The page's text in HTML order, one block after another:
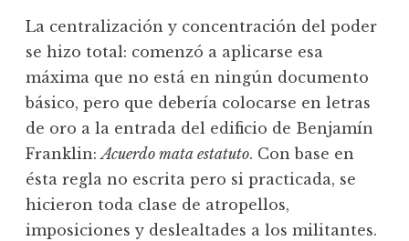
La centralización y concentración del poder
se hizo total: comenzó a aplicarse esa
máxima que no está en ningún documento
básico, pero que debería colocarse en letras
de oro a la entrada del edificio de Benjamín
Franklin:Acuerdo mata estatuto. Con base en
ésta regla no escrita pero si practicada, se
hicieron toda clase de atropellos,
imposiciones y deslealtades a los militantes.